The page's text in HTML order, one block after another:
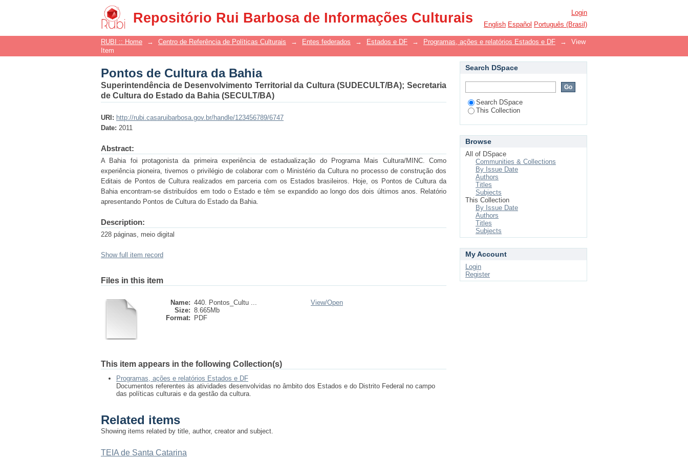
Repositório Rui Barbosa de Informações Culturais
Pontos de Cultura da Bahia
Login
English Español Português (Brasil)
RUBI :: Home → Centro de Referência de Políticas Culturais → Entes federados → Estados e DF → Programas, ações e relatórios Estados e DF →
View
Item
Pontos de Cultura da Bahia
Superintendência de Desenvolvimento Territorial da Cultura (SUDECULT/BA);Secretaria
de Cultura do Estado da Bahia (SECULT/BA)
URI: http://rubi.casaruibarbosa.gov.br/handle/123456789/6747
Date: 2011
Abstract:
A Bahia foi protagonista da primeira experiência de estadualização do Programa Mais Cultura/MINC. Como
experiência pioneira, tivemos o privilégio de colaborar com o Ministério da Cultura no processo de construção dos
Editais de Pontos de Cultura realizados em parceria com os Estados brasileiros. Hoje, os Pontos de Cultura da
Bahia encontram-se distribuídos em todo o Estado e têm se expandido ao longo dos dois últimos anos. Relatório
apresentando Pontos de Cultura do Estado da Bahia.
Description:
228 páginas, meio digital
Show full item record
Files in this item
Name: 440. Pontos_Cultu ...
Size: 8.665Mb
Format:
PDF
View/Open
This item appears in the following Collection(s)
Programas, ações e relatórios Estados e DF
Documentos referentes às atividades desenvolvidas no âmbito dos Estados e do Distrito Federal no campo
das políticas culturais e da gestão da cultura.
Related items
Showing items related by title, author, creator and subject.
TEIA de Santa Catarina
Search DSpace
Search DSpace
This Collection
Browse
All of DSpace
Communities & Collections
By Issue Date
Authors
Titles
Subjects
This Collection
By Issue Date
Authors
Titles
Subjects
My Account
Login
Register